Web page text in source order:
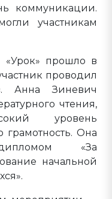
коммуникации.
участникам
«Урок» прошло в
проводил
Анна Зиневич
чтения,
уровень
грамотность. Она
«За
начальной